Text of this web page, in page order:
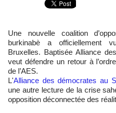
Une nouvelle coalition d’opposants maliens, nigériens et
burkinabè a
Bruxelles. Baptisée Alliance
veut défendre un retour à
de l’AES.
L'Alliance des démocrates au
une autre lecture de la crise
opposition déconnectée des